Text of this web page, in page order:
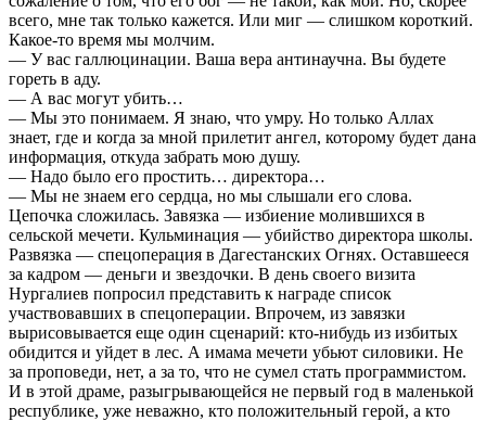
всего, мне так только кажется. Или миг — слишком короткий.
Какое-то время мы молчим.
— У вас галлюцинации. Ваша вера антинаучна. Вы будете
гореть в аду.
— А вас могут убить…
— Мы это понимаем. Я знаю, что умру. Но только Аллах
знает, где и когда за мной прилетит ангел, которому будет дана
информация, откуда забрать мою душу.
— Надо было его простить… директора…
— Мы не знаем его сердца, но мы слышали его слова.
Цепочка сложилась. Завязка — избиение молившихся в
сельской мечети. Кульминация — убийство директора школы.
Развязка — спецоперация в Дагестанских Огнях. Оставшееся
за кадром — деньги и звездочки. В день своего визита
Нургалиев попросил представить к награде список
участвовавших в спецоперации. Впрочем, из завязки
вырисовывается еще один сценарий: кто-нибудь из избитых
обидится и уйдет в лес. А имама мечети убьют силовики. Не
за проповеди, нет, а за то, что не сумел стать программистом.
И в этой драме, разыгрывающейся не первый год в маленькой
республике, уже неважно, кто положительный герой, а кто